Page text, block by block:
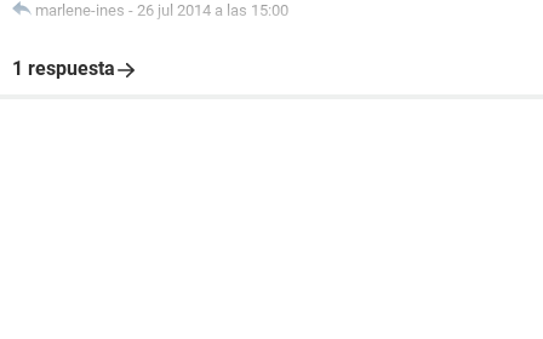
marlene-ines - 26 jul 2014 a las 15:00
1 respuesta